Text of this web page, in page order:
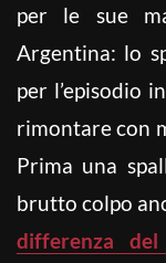
per le sue
Argentina: lo
per l’episodio
rimontare con
Prima una
brutto colpo
differenza